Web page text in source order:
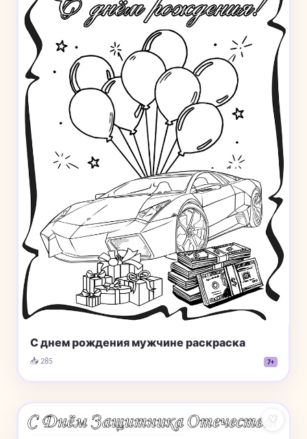
С днем рождения мужчине раскраска
📥 285 7+
♡